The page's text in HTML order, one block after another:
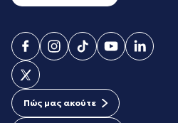
Πώς μας ακούτε